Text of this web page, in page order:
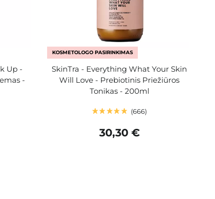
Up -
-
KOSMETOLOGO PASIRINKIMAS
SkinTra - Everything What Your Skin
Will Love - Prebiotinis Priežiūros
Tonikas - 200ml
666
30,30 €